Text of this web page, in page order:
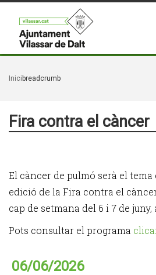
Inici breadcrumb
Fira contra el càncer
El càncer de pulmó serà el tema
edició de la Fira contra el
cap de setmana del 6 i 7 de juny,
Pots consultar el programa
06/06/2026